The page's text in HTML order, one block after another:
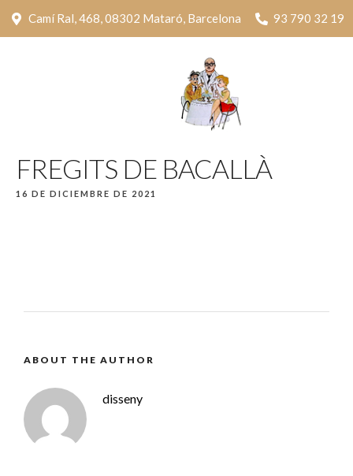
Camí Ral, 468, 08302 Mataró, Barcelona 93 790 32 19
FREGITS DE BACALLÀ
16 DE DICIEMBRE DE 2021
ABOUT THE AUTHOR
disseny